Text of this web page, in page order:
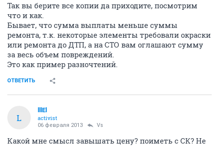
Так вы берите все копии да приходите, посмотрим
что и как.
Бывает, что сумма выплаты меньше суммы
ремонта, т.к. некоторые элементы требовали окраски
или ремонта до ДТП, а на СТО вам оглашают сумму
за весь объем повреждений.
Это как пример разночтений.
ОТВЕТИТЬ
L
lllEl
activist
06 февраля 2013 Vs
Какой мне смысл завышать цену? поиметь с СК? Не